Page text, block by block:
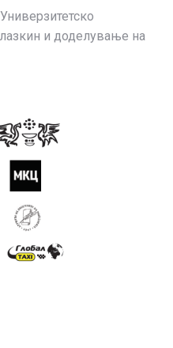
и доделување на